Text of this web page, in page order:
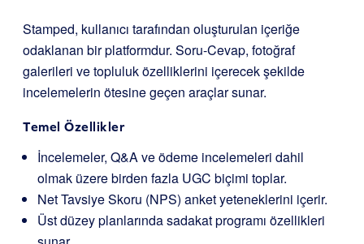
Stamped, kullanıcı tarafından oluşturulan içeriğe
odaklanan bir platformdur. Soru-Cevap, fotoğraf
galerileri ve topluluk özelliklerini içerecek şekilde
incelemelerin ötesine geçen araçlar sunar.
Temel Özellikler
İncelemeler, Q&A ve ödeme incelemeleri dahil
olmak üzere birden fazla UGC biçimi toplar.
Net Tavsiye Skoru (NPS) anket yeteneklerini içerir.
Üst düzey planlarında sadakat programı özellikleri